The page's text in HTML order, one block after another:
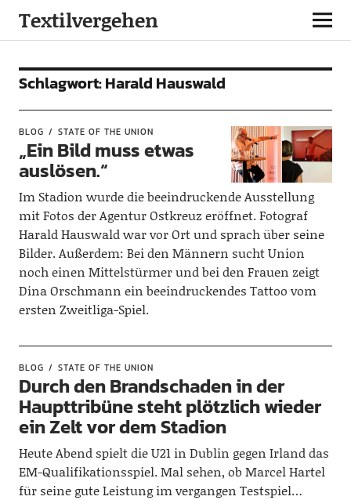
Textilvergehen
Schlagwort:Harald Hauswald
BLOG STATE OF THE UNION
„Ein Bild muss etwas
auslösen.“
Im Stadion wurde die beeindruckende Ausstellung
mit Fotos der Agentur Ostkreuz eröffnet. Fotograf
Harald Hauswald war vor Ort und sprach über seine
Bilder. Außerdem: Bei den Männern sucht Union
noch einen Mittelstürmer und bei den Frauen zeigt
Dina Orschmann ein beeindruckendes Tattoo vom
ersten Zweitliga-Spiel.
BLOG STATE OF THE UNION
Durch den Brandschaden in der
Haupttribüne steht plötzlich wieder
ein Zelt vor dem Stadion
Heute Abend spielt die U21 in Dublin gegen Irland das
EM-Qualifikationsspiel. Mal sehen, ob Marcel Hartel
für seine gute Leistung im vergangen Testspiel…